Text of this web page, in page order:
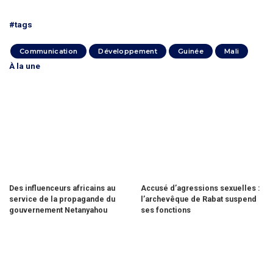
#tags
Communication Développement Guinée Mali
À la une
Des influenceurs africains au
service de la propagande du
gouvernement Netanyahou
Accusé d’agressions sexuelles :
l’archevêque de Rabat suspend
ses fonctions